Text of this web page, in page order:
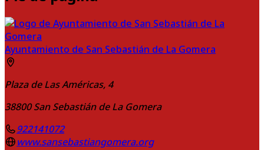
Ayuntamiento de San Sebastián de La Gomera
Plaza de Las Américas, 4
38800 San Sebastián de La Gomera
922141072
www.sansebastiangomera.org